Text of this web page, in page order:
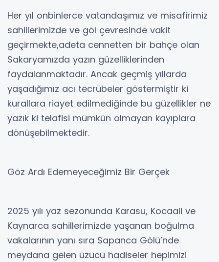
Her yıl onbinlerce vatandaşımız ve misafirimiz
sahillerimizde ve göl çevresinde vakit
geçirmekte,adeta cennetten bir bahçe olan
Sakaryamızda yazın güzelliklerinden
faydalanmaktadır. Ancak geçmiş yıllarda
yaşadığımız acı tecrübeler göstermiştir ki
kurallara riayet edilmediğinde bu güzellikler ne
yazık ki telafisi mümkün olmayan kayıplara
dönüşebilmektedir.
Göz Ardı Edemeyeceğimiz Bir Gerçek
2025 yılı yaz sezonunda Karasu, Kocaali ve
Kaynarca sahillerimizde yaşanan boğulma
vakalarının yanı sıra Sapanca Gölü’nde
meydana gelen üzücü hadiseler hepimizi